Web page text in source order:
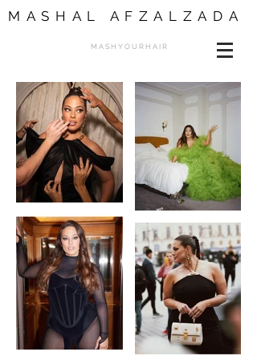
MASHAL AFZALZADA
M A S H Y O U R H A I R